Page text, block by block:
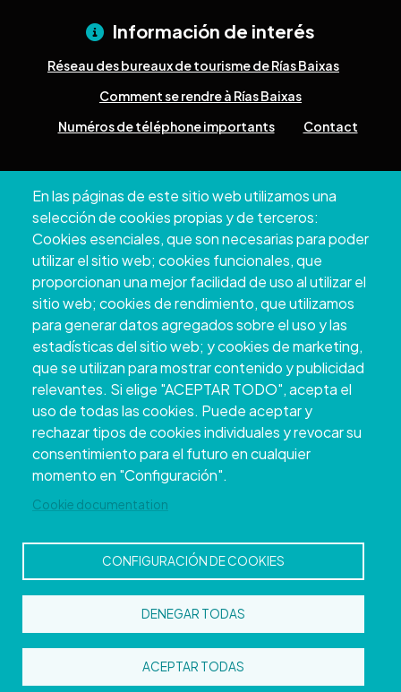
En las páginas de este sitio web utilizamos una
selección de cookies propias y de terceros:
Cookies esenciales, que son necesarias para poder
utilizar el sitio web; cookies funcionales, que
proporcionan una mejor facilidad de uso al utilizar el
sitio web; cookies de rendimiento, que utilizamos
para generar datos agregados sobre el uso y las
estadísticas del sitio web; y cookies de marketing,
que se utilizan para mostrar contenido y publicidad
relevantes. Si elige "ACEPTAR TODO", acepta el
uso de todas las cookies. Puede aceptar y
rechazar tipos de cookies individuales y revocar su
consentimiento para el futuro en cualquier
momento en "Configuración".
Cookie documentation
CONFIGURACIÓN DE COOKIES
DENEGAR TODAS
ACEPTAR TODAS
Información de interés
Réseau des bureaux de tourisme de Rías Baixas
Comment se rendre à Rías Baixas
Numéros de téléphone importants
Contact
Pontevedra
+34 986 804 100 | +34 986 804 124
Copyright © 2026. Conseil provincial de
Pontevedra.Tous droits réservés